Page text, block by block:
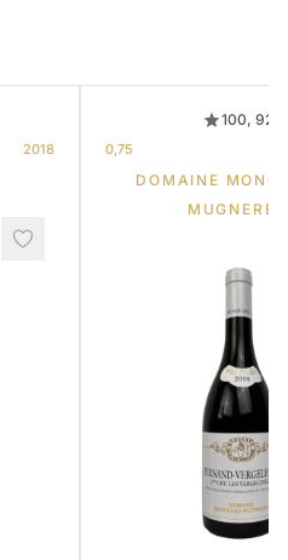
2018
100, 92
0,75
DOMAINE
MUGNERET